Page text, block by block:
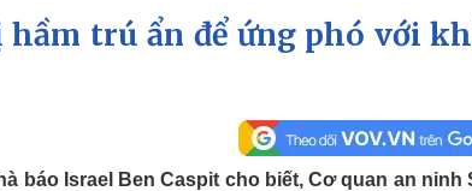
Giáo dục
Dấu ấn VOV
Thể thao
hầm trú ẩn để ứng phó với
báo Israel Ben Caspit cho biết, Cơ quan an